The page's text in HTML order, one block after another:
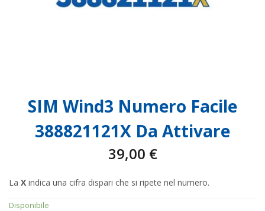
SIM Wind3 Numero Facile
388821121X Da Attivare
39,00 €
La X indica una cifra dispari che si ripete nel numero.
Disponibile